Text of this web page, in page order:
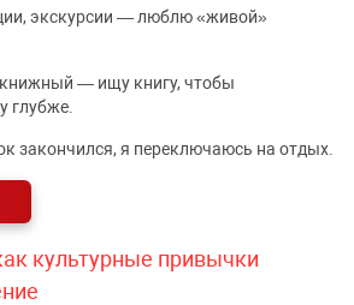
экскурсии — люблю «живой»
книжный — ищу книгу, чтобы
глубже.
закончился, я переключаюсь на отдых.
культурные привычки